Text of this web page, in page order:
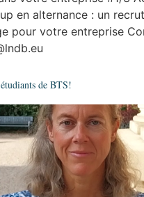
en alternance : un
pour votre entreprise
de BTS!